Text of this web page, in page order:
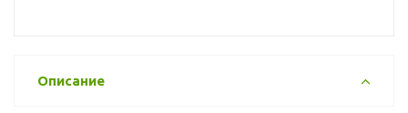
Описание